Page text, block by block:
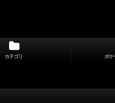
カテゴリ ポケ